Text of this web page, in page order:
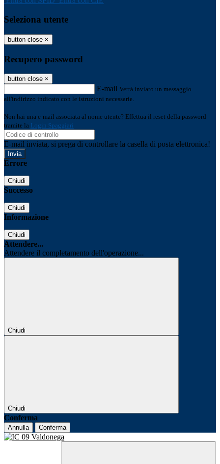
Seleziona utente
button close ×
Recupero password
button close ×
E-mail Verrà inviato un messaggio
all'indirizzo indicato con le istruzioni necessarie.
Non hai una e-mail associata al nome utente? Effettua il reset della password
tramite la Login Spaggiari
E-mail inviata, si prega di controllare la casella di posta elettronica!
Errore
Chiudi
Successo
Chiudi
Informazione
Chiudi
Attendere...
Attendere il completamento dell'operazione...
Chiudi
Chiudi
Conferma
Annulla Conferma